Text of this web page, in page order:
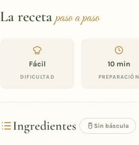
La recetapaso a paso
Fácil
DIFICULTAD
10 min
PREPARACIÓN
Ingredientes Sin báscula